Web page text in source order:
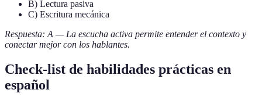
B) Lectura pasiva
C) Escritura mecánica
Respuesta: A — La escucha activa permite entender el contexto y
conectar mejor con los hablantes.
Check-list de habilidades prácticas en
español